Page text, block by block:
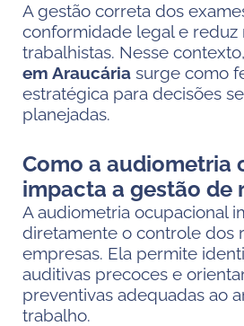
A gestão correta dos
conformidade legal e reduz
trabalhistas. Nesse
em Araucária surge como
estratégica para decisões
planejadas.
Como a audiometria
impacta a gestão de
A audiometria ocupacional
diretamente o controle dos
empresas. Ela permite
auditivas precoces e
preventivas adequadas ao
trabalho.